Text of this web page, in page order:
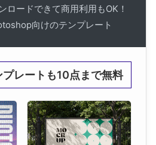
ロードできて商用利用もOK！
向けのテンプレート
レートも10点まで無料